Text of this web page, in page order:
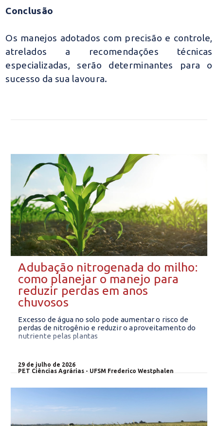
Conclusão
Os manejos adotados com precisão e controle,
atrelados a recomendações técnicas
especializadas, serão determinantes para o
sucesso da sua lavoura.
Adubação nitrogenada do milho:
como planejar o manejo para
reduzir perdas em anos
chuvosos
Excesso de água no solo pode aumentar o risco de
perdas de nitrogênio e reduzir o aproveitamento do
nutriente pelas plantas
29 de julho de 2026
PET Ciências Agrárias - UFSM Frederico Westphalen